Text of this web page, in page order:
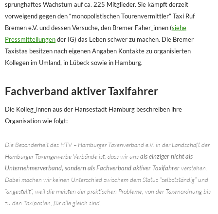
sprunghaftes Wachstum auf ca. 225 Mitglieder. Sie kämpft derzeit
vorweigend gegen den “monopolistischen Tourenvermittler” Taxi Ruf
Bremen e.V. und dessen Versuche, den Bremer Faher_innen (siehe
Pressmitteilungender IG) das Leben schwer zu machen. Die Bremer
Taxistas besitzen nach eigenen Angaben Kontakte zu organisierten
Kollegen im Umland, in Lübeck sowie in Hamburg.
Fachverband aktiver Taxifahrer
Die Kolleg_innen aus der Hansestadt Hamburg beschreiben ihre
Organisation wie folgt:
Die Besonderheit des HTV – Hamburger Taxenverband e.V. in der Landschaft der
Hamburger Taxengewerbe-Verbände ist, dass wir unsals einziger nicht als
Unternehmerverband, sondern als Fachverband aktiver Taxifahrerverstehen.
Dabei machen wir keinen Unterschied zwischem dem Status “selbstständig” und
“angestellt”, weil die meisten der praktischen Probleme, von der Taxenordnung bis
zu den Taxiposten, für alle gleich sind.